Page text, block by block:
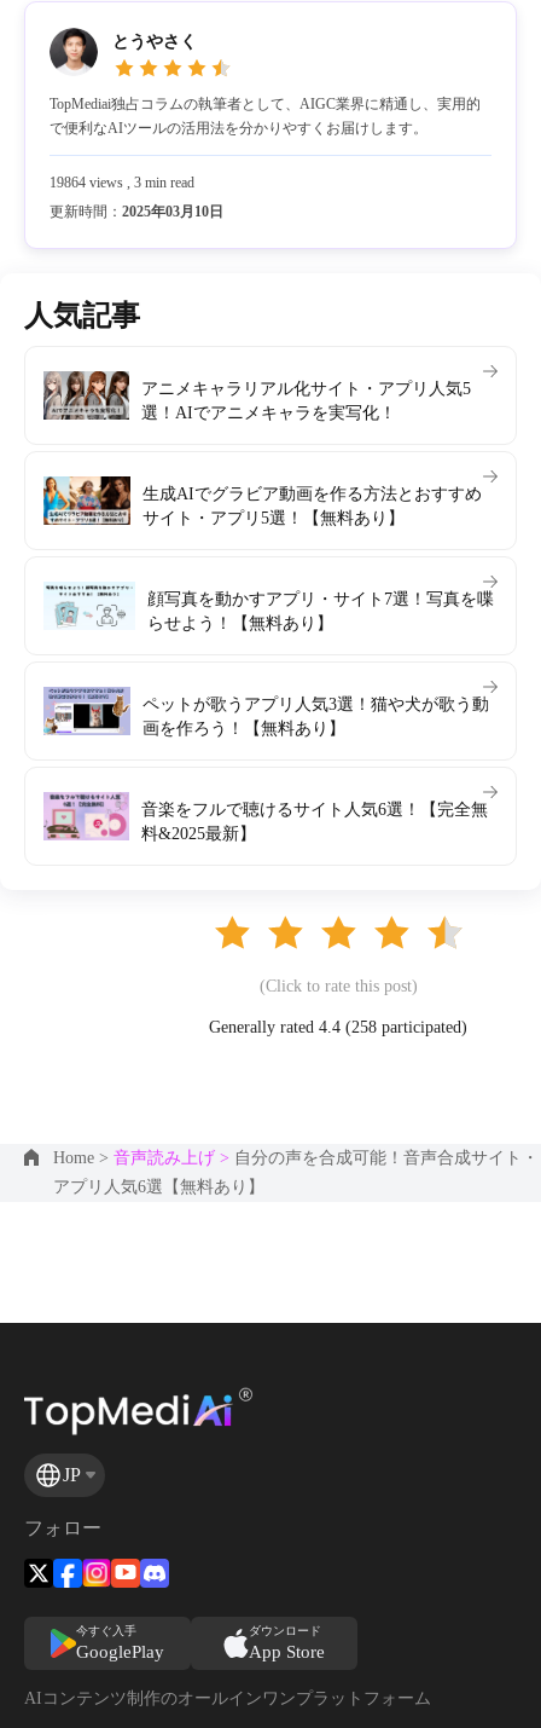
とうやさく
TopMediai独占コラムの執筆者として、AIGC業界に精通し、実用的
で便利なAIツールの活用法を分かりやすくお届けします。
19864 views , 3 min read
更新時間： 2025年03月10日
人気記事
アニメキャラリアル化サイト・アプリ人気5
選！AIでアニメキャラを実写化！
生成AIでグラビア動画を作る方法とおすすめ
サイト・アプリ5選！【無料あり】
顔写真を動かすアプリ・サイト7選！写真を喋
らせよう！【無料あり】
ペットが歌うアプリ人気3選！猫や犬が歌う動
画を作ろう！【無料あり】
音楽をフルで聴けるサイト人気6選！【完全無
料&2025最新】
(Click to rate this post)
Generally rated 4.4 (258 participated)
Home > 音声読み上げ > 自分の声を合成可能！音声合成サイト・
アプリ人気6選【無料あり】
JP
フォロー
今すぐ入手
GooglePlay
ダウンロード
App Store
AIコンテンツ制作のオールインワンプラットフォーム